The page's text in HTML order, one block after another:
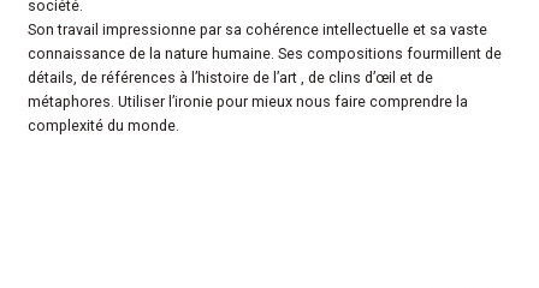
société.
Son travail impressionne par sa cohérence intellectuelle et sa vaste
connaissance de la nature humaine. Ses compositions fourmillent de
détails, de références à l’histoire de l’art , de clins d’œil et de
métaphores. Utiliser l’ironie pour mieux nous faire comprendre la
complexité du monde.